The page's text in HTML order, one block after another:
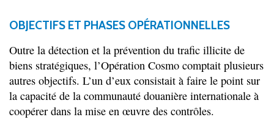
OBJECTIFS ET PHASES OPÉRATIONNELLES
Outre la détection et la prévention du trafic illicite de
biens stratégiques, l’Opération Cosmo comptait plusieurs
autres objectifs. L’un d’eux consistait à faire le point sur
la capacité de la communauté douanière internationale à
coopérer dans la mise en œuvre des contrôles.